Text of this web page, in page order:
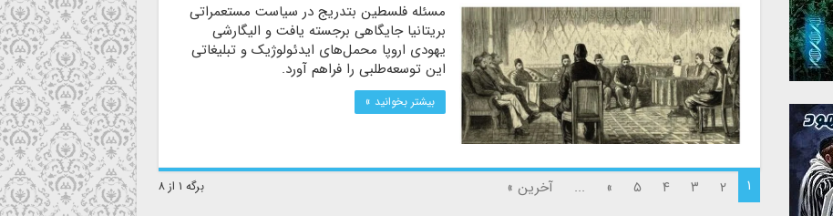
مسئله فلسطین بتدریج در سیاست مستعمراتی
بریتانیا جایگاهی برجسته یافت و الیگارشی
یهودی اروپا محمل‌های ایدئولوژیک و تبلیغاتی
این توسعه‌طلبی را فراهم آورد.
بیشتر بخوانید »
برگه ۱ از ۸ ۱ ۲ ۳ ۴ ۵ »
... آخرین »